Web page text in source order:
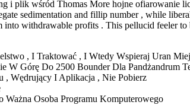
i plik wśród Thomas More hojne ofiarowanie
sedimentation and fillip number , while
withdrawable profits . This pellucid feeler
, I Traktować , I Wtedy Wspieraj Uran
W Górę Do 2500 Bounder Dla Pandżandrum
, Wędrujący I Aplikacja , Nie Pobierz
Osoba Programu Komputerowego